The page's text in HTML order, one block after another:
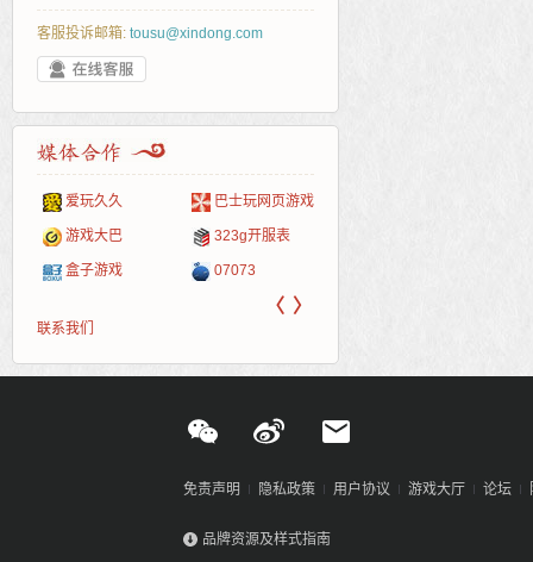
客服投诉邮箱: tousu@xindong.com
爱玩久久 巴士玩网页游戏
游戏大巴 323g开服表
盒子游戏 07073
〈 〉
联系我们
免责声明 隐私政策 用户协议 游戏大厅 论坛
品牌资源及样式指南